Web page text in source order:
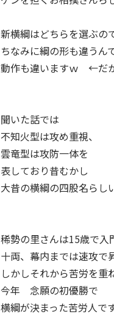
新横綱はどちらを選ぶの
ちなみに綱の形も違うん
動作も違いますｗ ←だ
聞いた話では
不知火型は攻め重視、
雲竜型は攻防一体を
表しており昔むかし
大昔の横綱の四股名らし
稀勢の里さんは15歳で入
十両、幕内までは速攻で
しかしそれから苦労を重
今年 念願の初優勝で
横綱が決まった苦労人で